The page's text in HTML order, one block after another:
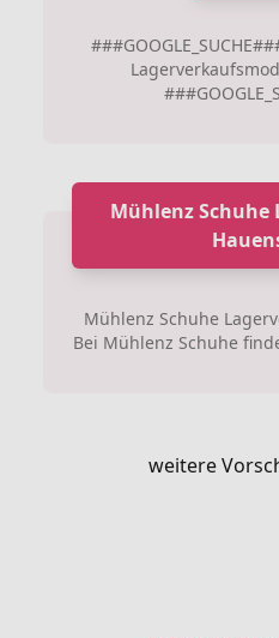
Mühlenz
Mühlenz Schuhe
Bei Mühlenz Schuhe
weitere